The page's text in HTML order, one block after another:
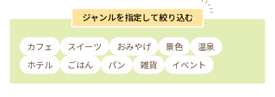
ジャンルを指定して絞り込む
カフェ スイーツ おみやげ 景色
温泉
ホテル
ごはん パン 雑貨 イベント